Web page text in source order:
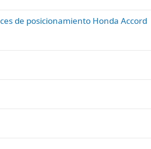
de posicionamiento Honda Accord